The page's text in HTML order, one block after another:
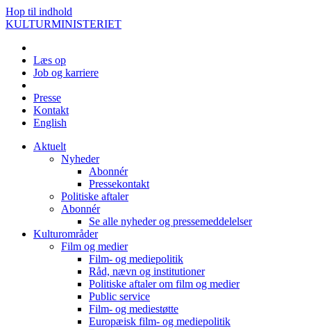
Hop til indhold
KULTURMINISTERIET
Læs op
Job og karriere
Presse
Kontakt
English
Aktuelt
Nyheder
Abonnér
Pressekontakt
Politiske aftaler
Abonnér
Se alle nyheder og pressemeddelelser
Kulturområder
Film og medier
Film- og mediepolitik
Råd, nævn og institutioner
Politiske aftaler om film og medier
Public service
Film- og mediestøtte
Europæisk film- og mediepolitik